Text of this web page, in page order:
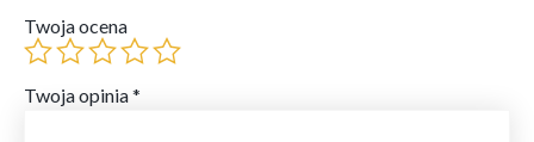
Twoja ocena
Twoja opinia*